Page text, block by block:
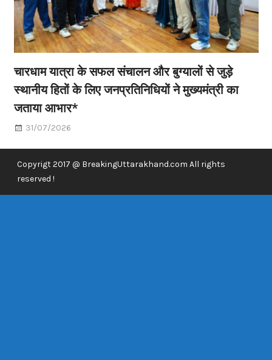
चारधाम यात्रा के सफल संचालन और बुग्यालों से जुड़े
स्थानीय हितों के लिए जनप्रतिनिधियों ने मुख्यमंत्री का
जताया आभार*
31/07/2026
Copyrigt 2017 @ BreakingUttarakhand.com All rights
reserved !